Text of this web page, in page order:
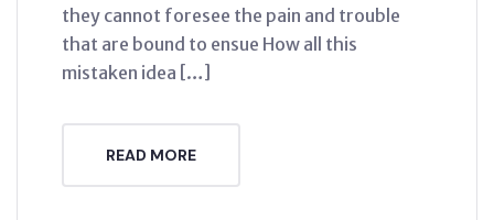
they cannot foresee the pain and trouble
that are bound to ensue How all this
mistaken idea […]
READ MORE